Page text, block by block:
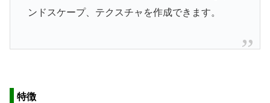
ンドスケープ、テクスチャを作成できます。
特徴